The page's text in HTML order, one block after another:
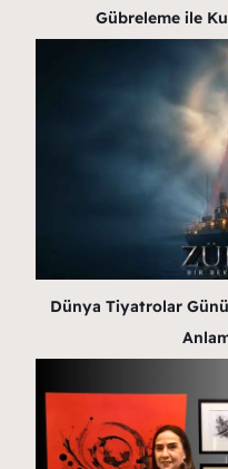
Gübreleme ile
Dünya Tiyatrolar